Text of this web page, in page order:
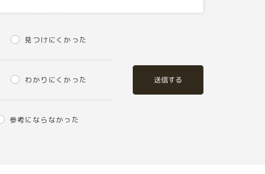
見つけにくかった
わかりにくかった
参考にならなかった
送信する